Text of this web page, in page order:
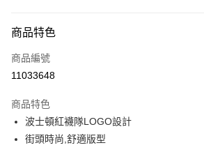
信用卡一次付款
超商取貨付款
Apple Pay
街口支付
商品特色
商品編號
11033648
商品特色
波士頓紅襪隊LOGO設計
街頭時尚,舒適版型